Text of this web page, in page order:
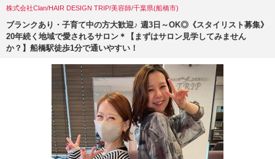
株式会社Clan/HAIR DESIGN TRIP/美容師/千葉県(船橋市)
ブランクあり・子育て中の方大歓迎♪ 週3日～OK◎《スタイリスト募集》
20年続く地域で愛されるサロン＊【まずはサロン見学してみません
か？】船橋駅徒歩1分で通いやすい！